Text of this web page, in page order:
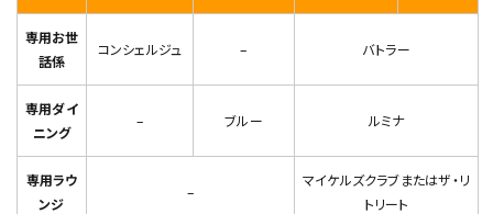
専用お世
話係
コンシェルジュ – バトラー
専用ダイ
ニング
– ブルー ルミナ
専用ラウ
ンジ
–
マイケルズクラブまたはザ・リ
トリート